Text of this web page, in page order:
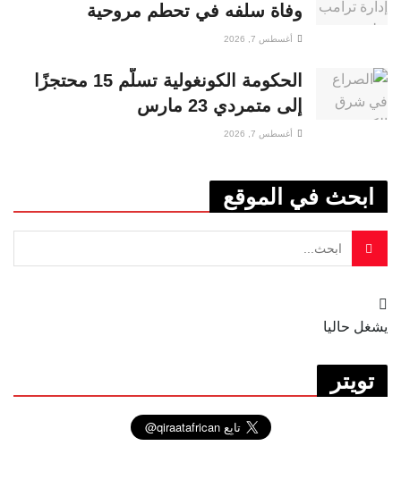
وفاة سلفه في تحطم مروحية
أغسطس 7, 2026
الحكومة الكونغولية تسلّم 15 محتجزًا
إلى متمردي 23 مارس
أغسطس 7, 2026
ابحث في الموقع
يشغل حاليا
تويتر